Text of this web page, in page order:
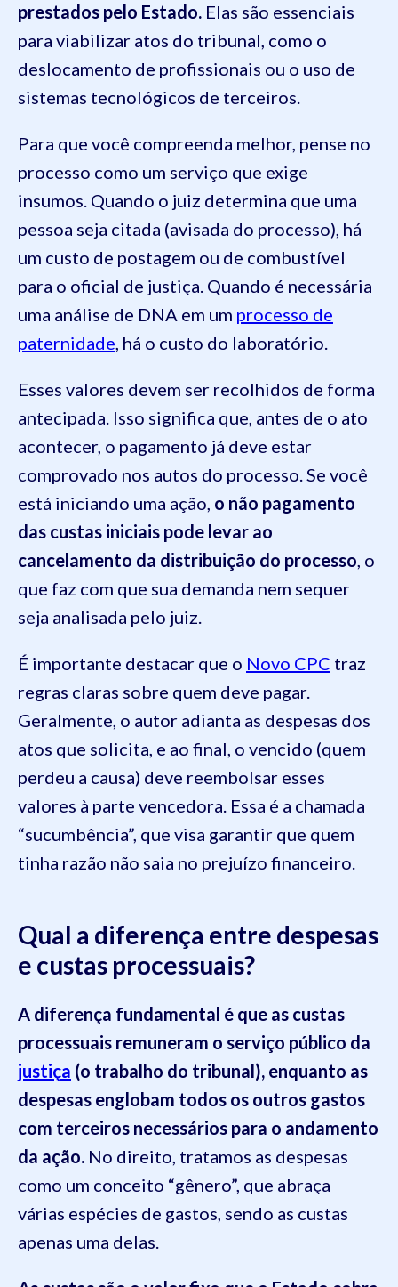
prestados pelo Estado. Elas são essenciais
para viabilizar atos do tribunal, como o
deslocamento de profissionais ou o uso de
sistemas tecnológicos de terceiros.
Para que você compreenda melhor, pense no
processo como um serviço que exige
insumos. Quando o juiz determina que uma
pessoa seja citada (avisada do processo), há
um custo de postagem ou de combustível
para o oficial de justiça. Quando é necessária
uma análise de DNA em um processo de
paternidade, há o custo do laboratório.
Esses valores devem ser recolhidos de forma
antecipada. Isso significa que, antes de o ato
acontecer, o pagamento já deve estar
comprovado nos autos do processo. Se você
está iniciando uma ação, o não pagamento
das custas iniciais pode levar ao
cancelamento da distribuição do processo, o
que faz com que sua demanda nem sequer
seja analisada pelo juiz.
É importante destacar que o Novo CPC traz
regras claras sobre quem deve pagar.
Geralmente, o autor adianta as despesas dos
atos que solicita, e ao final, o vencido (quem
perdeu a causa) deve reembolsar esses
valores à parte vencedora. Essa é a chamada
“sucumbência”, que visa garantir que quem
tinha razão não saia no prejuízo financeiro.
Qual a diferença entre despesas
e custas processuais?
A diferença fundamental é que as custas
processuais remuneram o serviço público da
justiça (o trabalho do tribunal), enquanto as
despesas englobam todos os outros gastos
com terceiros necessários para o andamento
da ação. No direito, tratamos as despesas
como um conceito “gênero”, que abraça
várias espécies de gastos, sendo as custas
apenas uma delas.